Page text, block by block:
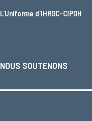
L'Uniforme d'IHRDC-CIPDH
NOUS SOUTENONS